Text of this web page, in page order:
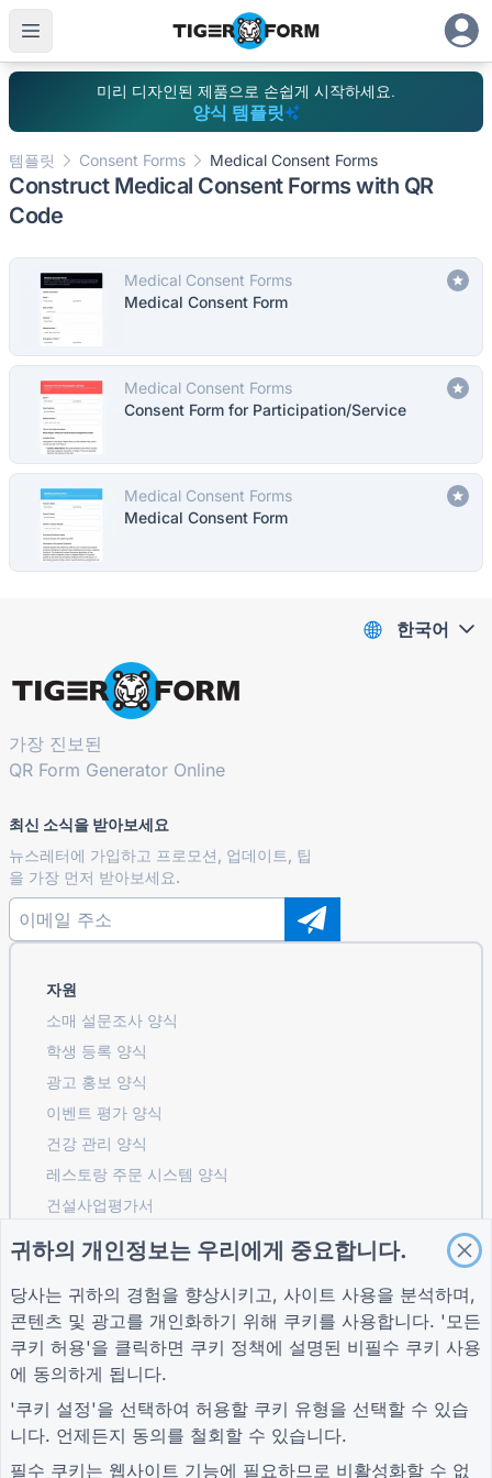
미리 디자인된 제품으로 손쉽게 시작하세요.
양식 템플릿
템플릿 Consent Forms Medical Consent Forms
Construct Medical Consent Forms with QR
Code
Medical Consent Forms
Medical Consent Form
Medical Consent Forms
Consent Form for Participation/Service
Medical Consent Forms
Medical Consent Form
가장 진보된
QR Form Generator Online
최신 소식을 받아보세요
뉴스레터에 가입하고 프로모션, 업데이트, 팁
을 가장 먼저 받아보세요.
자원
소매 설문조사 양식
학생 등록 ​​양식
광고 홍보 양식
이벤트 평가 양식
건강 관리 양식
레스토랑 주문 시스템 양식
건설사업평가서
유틸리티 서비스 요청 양식
고객 참여 양식
도움말 센터
블로그
회사 소개
문의하기
자귀
개인 정보 보호 정책
한국어
귀하의 개인정보는 우리에게 중요합니다.
당사는 귀하의 경험을 향상시키고, 사이트 사용을 분석하며,
콘텐츠 및 광고를 개인화하기 위해 쿠키를 사용합니다. '모든
쿠키 허용'을 클릭하면 쿠키 정책에 설명된 비필수 쿠키 사용
에 동의하게 됩니다.
'쿠키 설정'을 선택하여 허용할 쿠키 유형을 선택할 수 있습
니다. 언제든지 동의를 철회할 수 있습니다.
필수 쿠키는 웹사이트 기능에 필요하므로 비활성화할 수 없